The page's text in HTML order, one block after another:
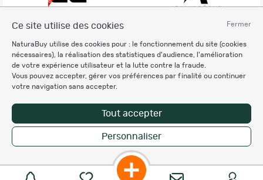
Fermer
Ce site utilise des cookies
NaturaBuy utilise des cookies pour : le fonctionnement du site (cookies
nécessaires), la réalisation des statistiques d'audience, l'amélioration
de votre expérience utilisateur et la lutte contre la fraude.
Vous pouvez accepter, gérer vos préférences par finalité ou continuer
votre navigation sans accepter.
Tout accepter
Personnaliser
Enregistrer la recherche
Informations légales
Charte éthique
Mentions légales
Règlement & Conditions d'utilisation
des données personnelles
Personnalisation des cookies
Copyright © 2007-2026 NaturaBuy. Tous droits réservés. N°CNIL: 1239459.
Les marques commerciales mentionnées appartiennent à leurs propriétaires
respectifs in 0.050 s